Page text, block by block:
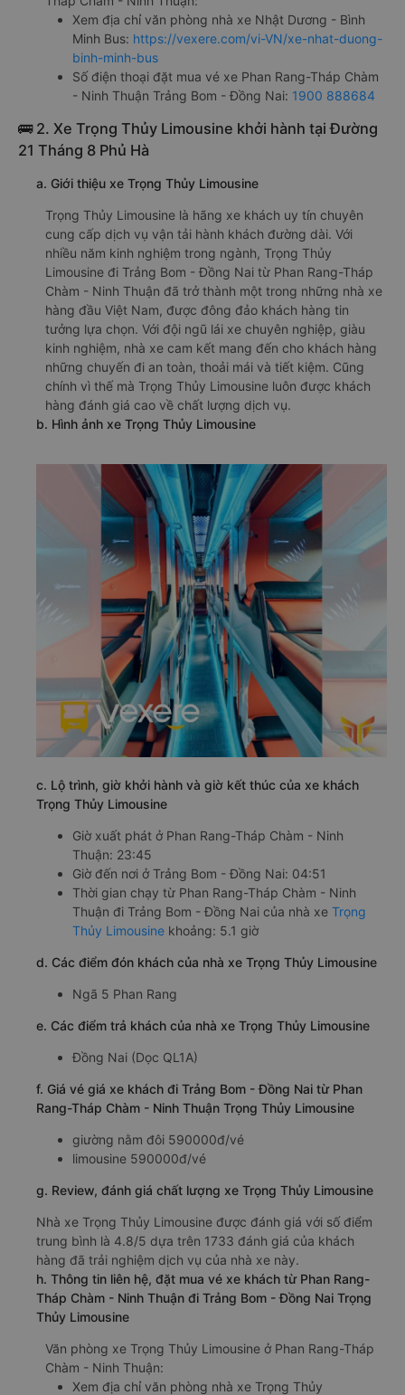
Xem địa chỉ văn phòng nhà xe Nhật Dương - Bình
Minh Bus: https://vexere.com/vi-VN/xe-nhat-duong-
binh-minh-bus
Số điện thoại đặt mua vé xe Phan Rang-Tháp Chàm
- Ninh Thuận Trảng Bom - Đồng Nai: 1900 888684
🚌 2. Xe Trọng Thủy Limousine khởi hành tại Đường
21 Tháng 8 Phủ Hà
a. Giới thiệu xe Trọng Thủy Limousine
Trọng Thủy Limousine là hãng xe khách uy tín chuyên
cung cấp dịch vụ vận tải hành khách đường dài. Với
nhiều năm kinh nghiệm trong ngành, Trọng Thủy
Limousine đi Trảng Bom - Đồng Nai từ Phan Rang-Tháp
Chàm - Ninh Thuận đã trở thành một trong những nhà xe
hàng đầu Việt Nam, được đông đảo khách hàng tin
tưởng lựa chọn. Với đội ngũ lái xe chuyên nghiệp, giàu
kinh nghiệm, nhà xe cam kết mang đến cho khách hàng
những chuyến đi an toàn, thoải mái và tiết kiệm. Cũng
chính vì thế mà Trọng Thủy Limousine luôn được khách
hàng đánh giá cao về chất lượng dịch vụ.
b. Hình ảnh xe Trọng Thủy Limousine
c. Lộ trình, giờ khởi hành và giờ kết thúc của xe khách
Trọng Thủy Limousine
Giờ xuất phát ở Phan Rang-Tháp Chàm - Ninh
Thuận: 23:45
Giờ đến nơi ở Trảng Bom - Đồng Nai: 04:51
Thời gian chạy từ Phan Rang-Tháp Chàm - Ninh
Thuận đi Trảng Bom - Đồng Nai của nhà xe Trọng
Thủy Limousine khoảng: 5.1 giờ
d. Các điểm đón khách của nhà xe Trọng Thủy Limousine
Ngã 5 Phan Rang
e. Các điểm trả khách của nhà xe Trọng Thủy Limousine
Đồng Nai (Dọc QL1A)
f. Giá vé giá xe khách đi Trảng Bom - Đồng Nai từ Phan
Rang-Tháp Chàm - Ninh Thuận Trọng Thủy Limousine
giường nằm đôi 590000đ/vé
limousine 590000đ/vé
g. Review, đánh giá chất lượng xe Trọng Thủy Limousine
Nhà xe Trọng Thủy Limousine được đánh giá với số điểm
trung bình là 4.8/5 dựa trên 1733 đánh giá của khách
hàng đã trải nghiệm dịch vụ của nhà xe này.
h. Thông tin liên hệ, đặt mua vé xe khách từ Phan Rang-
Tháp Chàm - Ninh Thuận đi Trảng Bom - Đồng Nai Trọng
Thủy Limousine
Văn phòng xe Trọng Thủy Limousine ở Phan Rang-Tháp
Chàm - Ninh Thuận:
Xem địa chỉ văn phòng nhà xe Trọng Thủy